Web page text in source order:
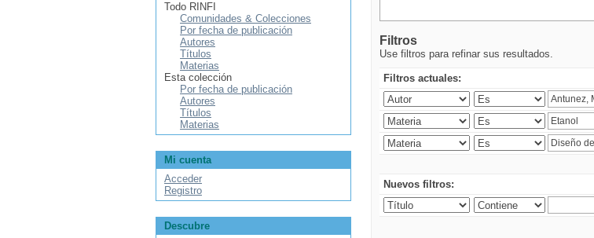
Filtros
Use filtros para refinar sus resultados.
Filtros actuales:
Nuevos filtros:
Todo RINFI
Comunidades & Colecciones
Por fecha de publicación
Autores
Títulos
Materias
Esta colección
Por fecha de publicación
Autores
Títulos
Materias
Mi cuenta
Acceder
Registro
Descubre